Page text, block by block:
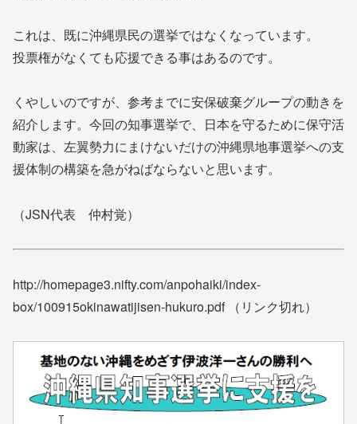
これは、既に沖縄県民の選挙ではなくなっています。
投票権がなくても応援できる事はあるのです。
くやしいのですが、参考までに安保破棄グループの動きを
紹介します。今回の知事選挙で、日本を守るために保守活
動家は、左翼勢力にまけないだけの沖縄県地事選挙への支
援体制の構築を急がねばならないと思います。
（JSN代表 仲村覚）
http://homepage3.nifty.com/anpohaiki/index-
box/100915okinawatijisen-hukuro.pdf （リンク切れ）